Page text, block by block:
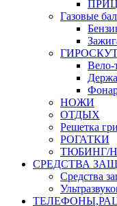
Газовые
Вело-
НОЖИ
ОТДЫХ
Решетка
РОГАТКИ
ТЮБИНГ/
СРЕДСТВА
Средства